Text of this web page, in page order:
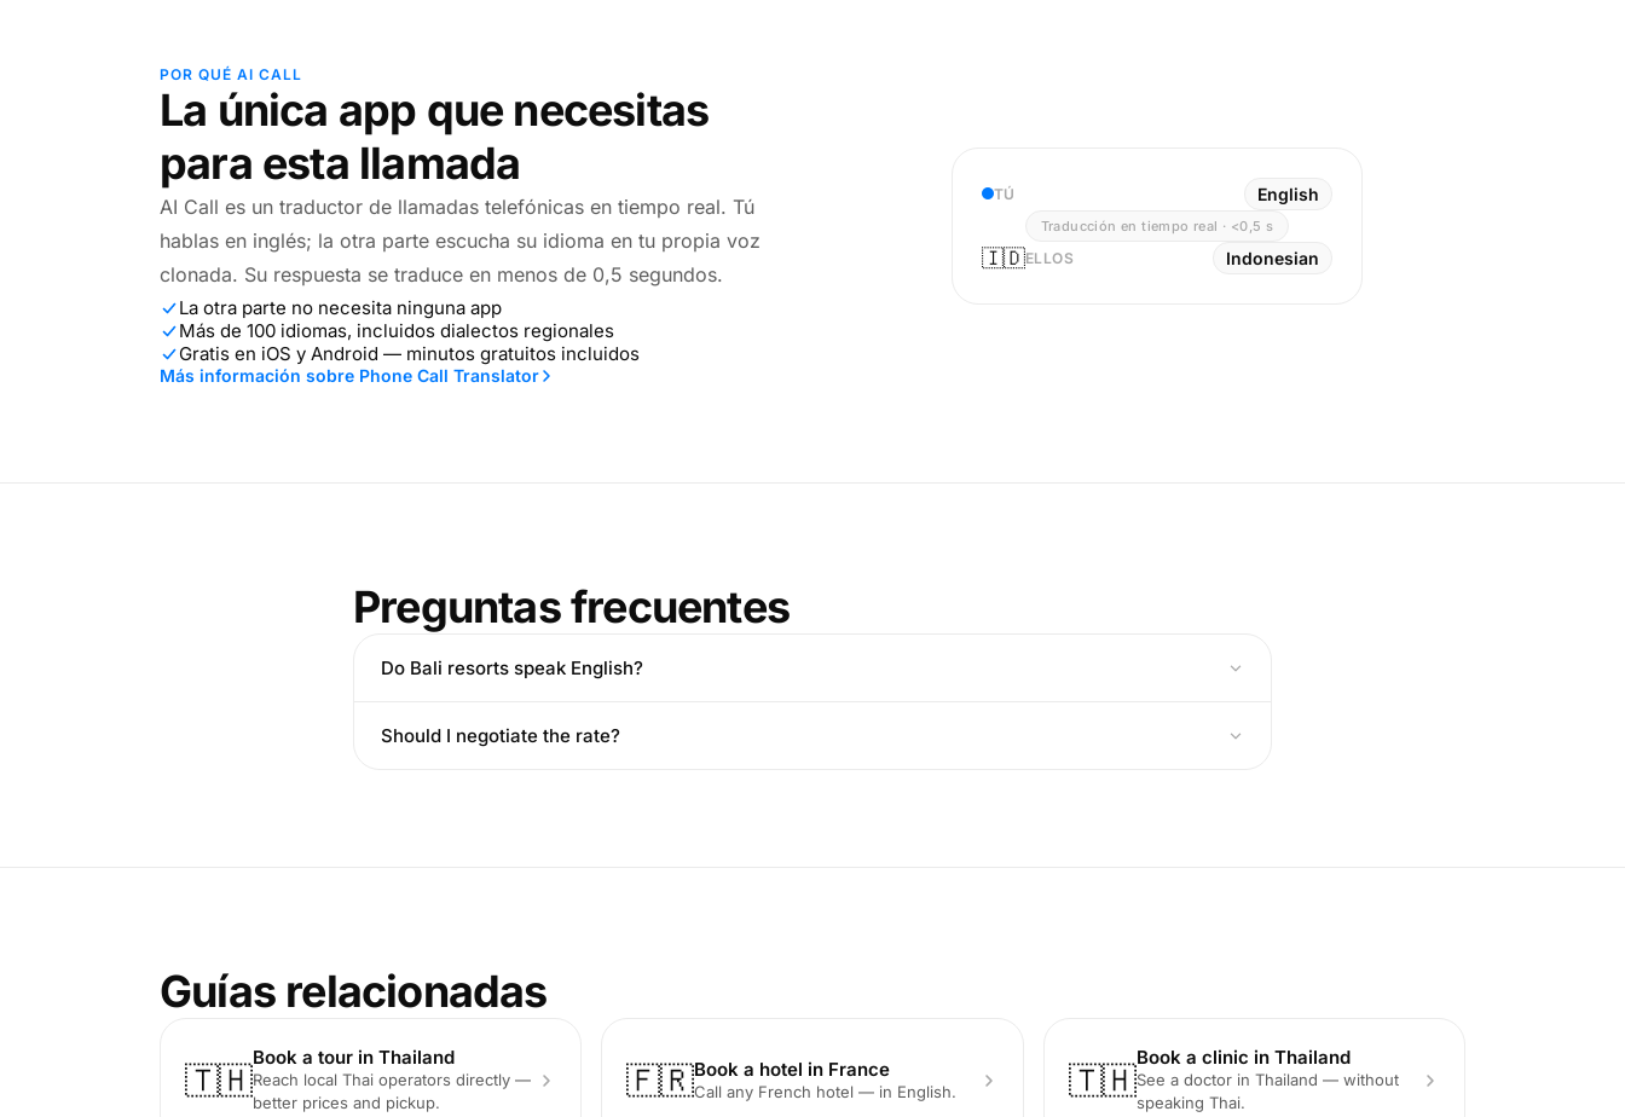
POR QUÉ AI CALL
La única app que necesitas
para esta llamada
AI Call es un traductor de llamadas telefónicas en tiempo real. Tú
hablas en inglés; la otra parte escucha su idioma en tu propia voz
clonada. Su respuesta se traduce en menos de 0,5 segundos.
La otra parte no necesita ninguna app
Más de 100 idiomas, incluidos dialectos regionales
Gratis en iOS y Android — minutos gratuitos incluidos
Más información sobre Phone Call Translator
TÚ English
Traducción en tiempo real · <0,5 s
🇮🇩ELLOS Indonesian
Preguntas frecuentes
Do Bali resorts speak English?
Should I negotiate the rate?
Guías relacionadas
🇹🇭
Book a tour in Thailand
Reach local Thai operators directly —
better prices and pickup.
🇫🇷Book a hotel in France
Call any French hotel — in English. 🇹🇭
Book a clinic in Thailand
See a doctor in Thailand — without
speaking Thai.